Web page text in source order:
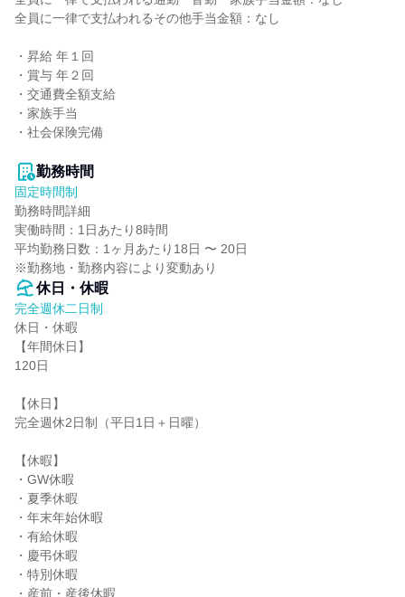
全員に一律で支払われるその他手当金額：なし
・昇給 年１回
・賞与 年２回
・交通費全額支給
・家族手当
・社会保険完備
勤務時間
固定時間制
勤務時間詳細
実働時間：1日あたり8時間
平均勤務日数：1ヶ月あたり18日 〜 20日
※勤務地・勤務内容により変動あり
休日・休暇
完全週休二日制
休日・休暇
【年間休日】
120日
【休日】
完全週休2日制（平日1日＋日曜）
【休暇】
・GW休暇
・夏季休暇
・年末年始休暇
・有給休暇
・慶弔休暇
・特別休暇
・産前・産後休暇